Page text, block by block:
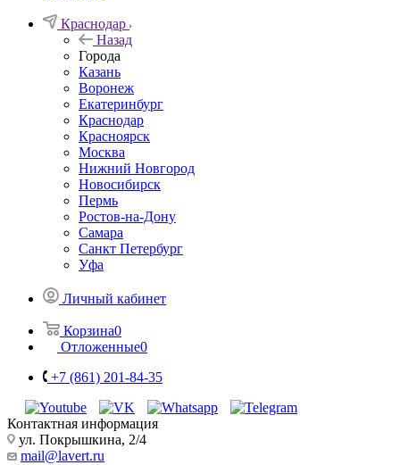
Краснодар
Назад
Города
Казань
Воронеж
Екатеринбург
Краснодар
Красноярск
Москва
Нижний Новгород
Новосибирск
Пермь
Ростов-на-Дону
Самара
Санкт Петербург
Уфа
Личный кабинет
Корзина0
Отложенные0
+7 (861) 201-84-35
Контактная информация
ул. Покрышкина, 2/4
mail@lavert.ru